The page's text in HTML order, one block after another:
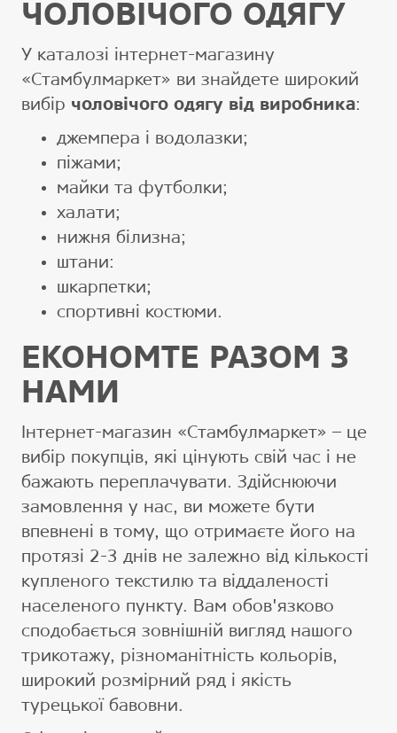
ЧОЛОВІЧОГО ОДЯГУ
У каталозі інтернет-магазину
«Стамбулмаркет» ви знайдете широкий
вибір чоловічого одягу від виробника:
джемпера і водолазки;
піжами;
майки та футболки;
халати;
нижня білизна;
штани:
шкарпетки;
спортивні костюми.
ЕКОНОМТЕ РАЗОМ З
НАМИ
Інтернет-магазин «Стамбулмаркет» – це
вибір покупців, які цінують свій час і не
бажають переплачувати. Здійснюючи
замовлення у нас, ви можете бути
впевнені в тому, що отримаєте його на
протязі 2-3 днів не залежно від кількості
купленого текстилю та віддаленості
населеного пункту. Вам обов'язково
сподобається зовнішній вигляд нашого
трикотажу, різноманітність кольорів,
широкий розмірний ряд і якість
турецької бавовни.